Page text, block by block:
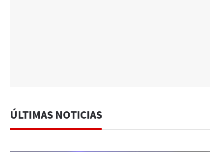
ÚLTIMAS NOTICIAS